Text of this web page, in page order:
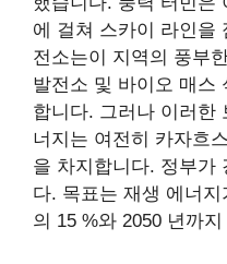
에 걸쳐 스카이 라인을
전소는이 지역의 풍부
발전소 및 바이오 매스
합니다. 그러나 이러한
너지는 여전히 카자흐
을 차지합니다. 정부가
다. 목표는 재생 에너
의 15 %와 2050 년까